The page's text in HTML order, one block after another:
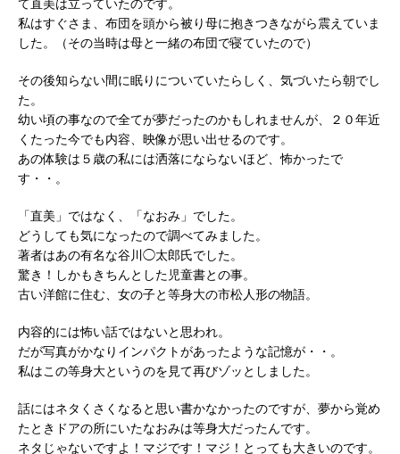
て直美は立っていたのです。
私はすぐさま、布団を頭から被り母に抱きつきながら震えていま
した。（その当時は母と一緒の布団で寝ていたので）
その後知らない間に眠りについていたらしく、気づいたら朝でし
た。
幼い頃の事なので全てが夢だったのかもしれませんが、２０年近
くたった今でも内容、映像が思い出せるのです。
あの体験は５歳の私には洒落にならないほど、怖かったで
す・・。
「直美」ではなく、「なおみ」でした。
どうしても気になったので調べてみました。
著者はあの有名な谷川◯太郎氏でした。
驚き！しかもきちんとした児童書との事。
古い洋館に住む、女の子と等身大の市松人形の物語。
内容的には怖い話ではないと思われ。
だが写真がかなりインパクトがあったような記憶が・・。
私はこの等身大というのを見て再びゾッとしました。
話にはネタくさくなると思い書かなかったのですが、夢から覚め
たときドアの所にいたなおみは等身大だったんです。
ネタじゃないですよ！マジです！マジ！とっても大きいのです。